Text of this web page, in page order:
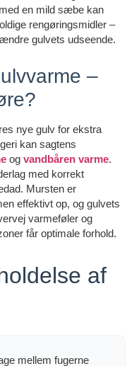
en mild sæbe kan
rengøringsmidler –
gulvets udseende.
–
nye gulv for ekstra
kan sagtens
og vandbåren varme.
med korrekt
Mursten er
effektivt op, og gulvets
varmeføler og
får optimale forhold.
af
mellem fugerne